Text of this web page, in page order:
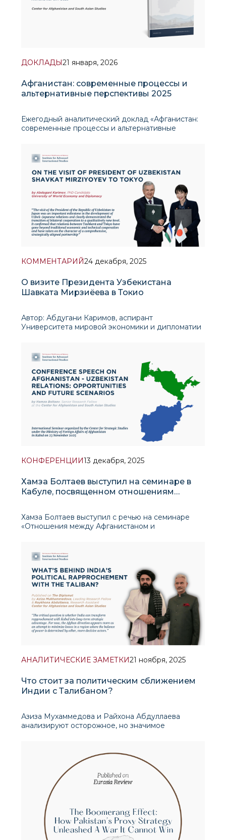
ДОКЛАДЫ21 января, 2026
Афганистан: современные процессы и
альтернативные перспективы 2025
Ежегодный аналитический доклад «Афганистан:
современные процессы и альтернативные
Института перспективных международных
исследований (ИПМИ), представляет собой
прикладно
КОММЕНТАРИЙ24 декабря, 2025
О визите Президента Узбекистана
Шавката Мирзиёева в Токио
Автор: Абдугани Каримов, аспирант
Университета мировой экономики и дипломатии
этапе представляют собой один из наиболее
устойчивых и быстро развивающихся отношений
Республики Узбекистан. Япония стала одной из
первых развитых стра
КОНФЕРЕНЦИИ13 декабря, 2025
Хамза Болтаев выступил на семинаре в
Кабуле, посвященном отношениям
Хамза Болтаев выступил с речью на семинаре
«Отношения между Афганистаном и
стратегических исследований Министерства
иностранных дел Афган
АНАЛИТИЧЕСКИЕ ЗАМЕТКИ21 ноября, 2025
Что стоит за политическим сближением
Индии с Талибаном?
Азиза Мухаммедова и Райхона Абдуллаева
анализируют осторожное, но значимое
геополитическом ландшафте Южной Азии.
Отправной точкой для анализа служит встреча,
состоявшаяся